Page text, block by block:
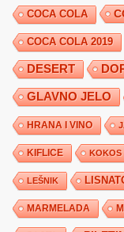
COCA COLA
COCA COLA 2019
DESERT
GLAVNO JELO
HRANA I VINO
KIFLICE KOKOS
LEŠNIK
MARMELADA